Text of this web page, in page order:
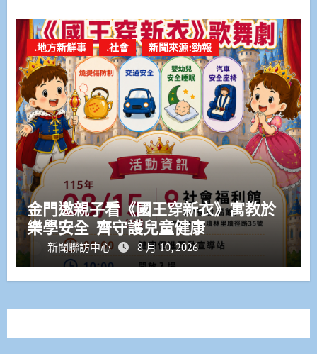
.地方新鮮事 .社會 新聞來源:勁報
金門邀親子看《國王穿新衣》寓教於
樂學安全 齊守護兒童健康
新聞聯訪中心 8 月 10, 2026